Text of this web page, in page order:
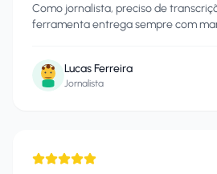
Como jornalista, preciso de
ferramenta entrega sempre com
Lucas Ferreira
Jornalista